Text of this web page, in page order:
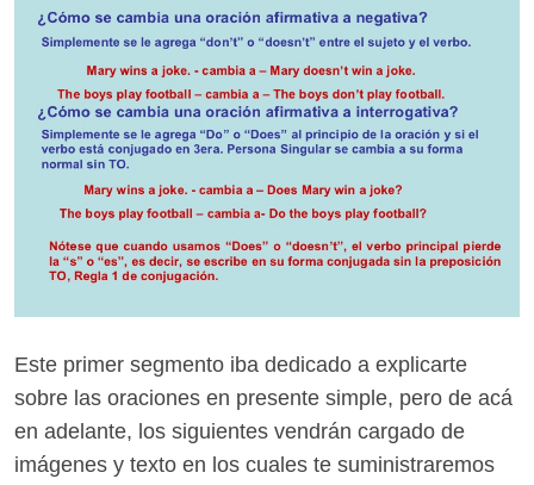
Este primer segmento iba dedicado a explicarte
sobre las oraciones en presente simple, pero de acá
en adelante, los siguientes vendrán cargado de
imágenes y texto en los cuales te suministraremos